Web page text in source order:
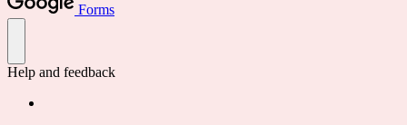
Forms
Help and feedback